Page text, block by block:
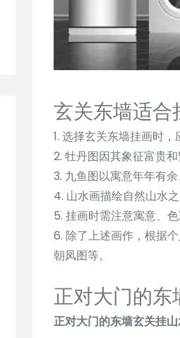
玄关东墙适合
1. 选择玄关东墙挂画时
2. 牡丹图因其象征富贵
3. 九鱼图以寓意年年有
4. 山水画描绘自然山水
5. 挂画时需注意寓意、
6. 除了上述画作，根据
朝凤图等。
正对大门的
正对大门的东墙玄关挂